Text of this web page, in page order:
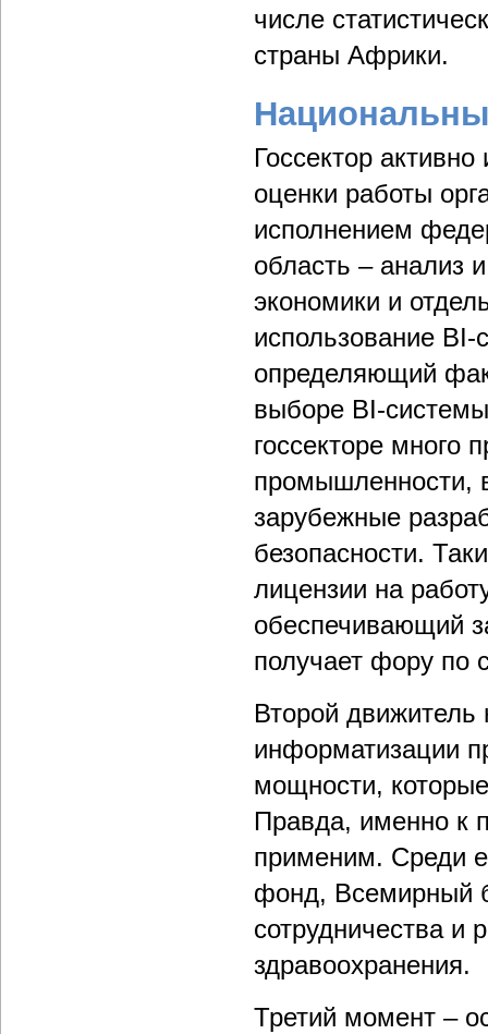
числе
страны Африки.
Госсектор
оценки работы
исполнением
область – анализ
экономики и
использование
определяющий
выборе BI-
госсекторе много
промышленности,
зарубежные
безопасности.
лицензии на
обеспечивающий
получает фору по
Второй
информатизации
мощности,
Правда, именно к
применим. Среди
фонд, Всемирный
сотрудничества и
здравоохранения.
Третий момент –